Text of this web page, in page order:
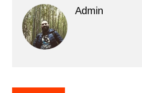
Admin